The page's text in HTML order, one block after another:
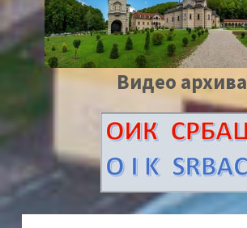
Видео архива